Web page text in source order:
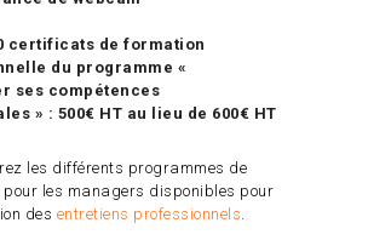
certificats de formation
du programme «
ses compétences
» : 500€ HT au lieu de 600€ HT
les différents programmes de
les managers disponibles pour
des entretiens professionnels